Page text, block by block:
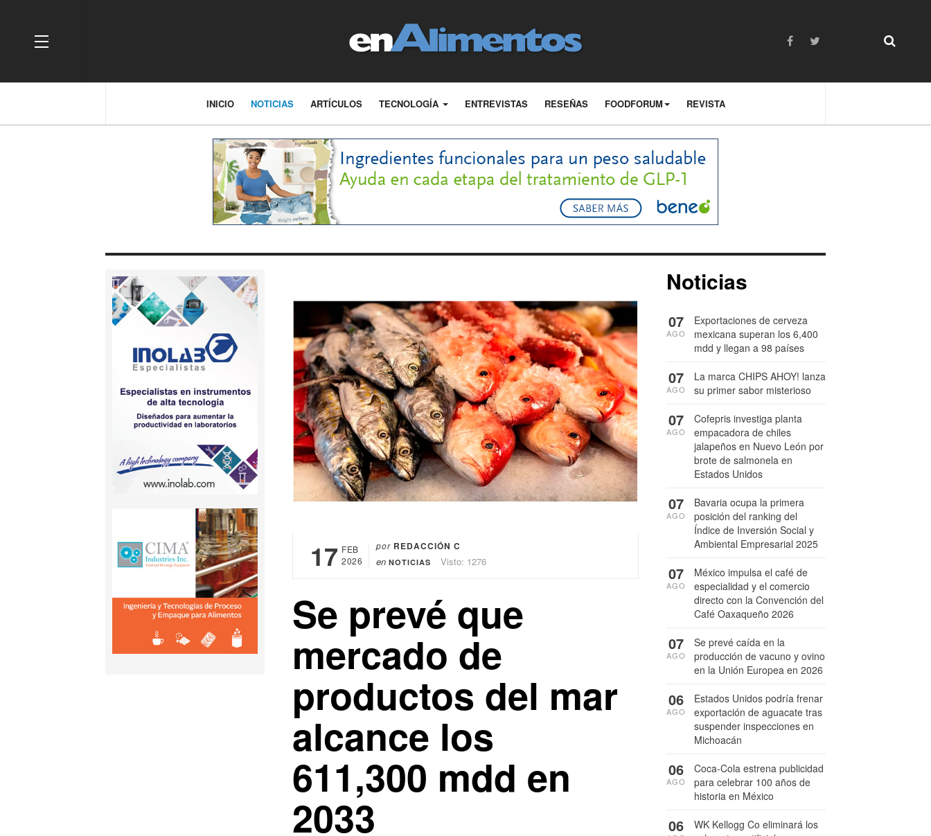
OFF CANVAS
INICIO NOTICIAS ARTÍCULOS TECNOLOGÍA ENTREVISTAS RESEÑAS FOODFORUM REVISTA
17 FEB
2026
por REDACCIÓN C
en NOTICIAS Visto: 1276
Se prevé que
mercado de
productos del mar
alcance los
611,300 mdd en
2033
Noticias
Exportaciones de cerveza
mexicana superan los 6,400
mdd y llegan a 98 países
07
AGO
La marca CHIPS AHOY! lanza
su primer sabor misterioso
07
AGO
Cofepris investiga planta
empacadora de chiles
jalapeños en Nuevo León por
brote de salmonela en
Estados Unidos
07
AGO
Bavaria ocupa la primera
posición del ranking del
Índice de Inversión Social y
Ambiental Empresarial 2025
07
AGO
México impulsa el café de
especialidad y el comercio
directo con la Convención del
Café Oaxaqueño 2026
07
AGO
Se prevé caída en la
producción de vacuno y ovino
en la Unión Europea en 2026
07
AGO
Estados Unidos podría frenar
exportación de aguacate tras
suspender inspecciones en
Michoacán
06
AGO
Coca-Cola estrena publicidad
para celebrar 100 años de
historia en México
06
AGO
WK Kellogg Co eliminará los
06